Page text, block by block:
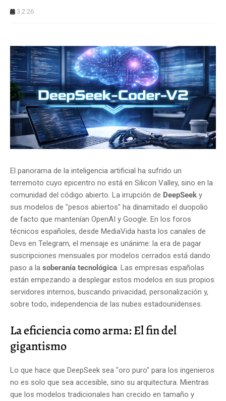
3.2.26
El panorama de la inteligencia artificial ha sufrido un
terremoto cuyo epicentro no está en Silicon Valley, sino en la
comunidad del código abierto. La irrupción de DeepSeek y
sus modelos de "pesos abiertos" ha dinamitado el duopolio
de facto que mantenían OpenAI y Google. En los foros
técnicos españoles, desde MediaVida hasta los canales de
Devs en Telegram, el mensaje es unánime: la era de pagar
suscripciones mensuales por modelos cerrados está dando
paso a la soberanía tecnológica. Las empresas españolas
están empezando a desplegar estos modelos en sus propios
servidores internos, buscando privacidad, personalización y,
sobre todo, independencia de las nubes estadounidenses.
La eficiencia como arma: El fin del
gigantismo
Lo que hace que DeepSeek sea "oro puro" para los ingenieros
no es solo que sea accesible, sino su arquitectura. Mientras
que los modelos tradicionales han crecido en tamaño y